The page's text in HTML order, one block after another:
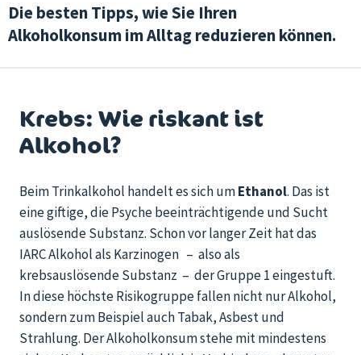
Die besten Tipps, wie Sie Ihren
Alkoholkonsum im Alltag reduzieren können.
Krebs: Wie riskant ist
Alkohol?
Beim Trinkalkohol handelt es sich umEthanol. Das ist
eine giftige, die Psyche beeinträchtigende und Sucht
auslösende Substanz. Schon vor langer Zeit hat das
IARC Alkohol als Karzinogen – also als
krebsauslösende Substanz – der Gruppe 1 eingestuft.
In diese höchste Risikogruppe fallen nicht nur Alkohol,
sondern zum Beispiel auch Tabak, Asbest und
Strahlung. Der Alkoholkonsum stehe mit mindestens